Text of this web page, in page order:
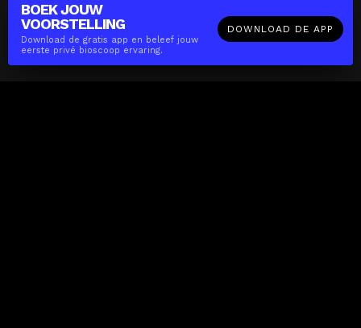
BOEK JOUW
VOORSTELLING
Download de gratis app en beleef jouw
eerste privé bioscoop ervaring.
DOWNLOAD DE APP